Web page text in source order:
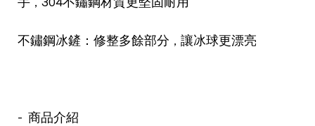
不鏽鋼冰鏟：修整多餘部分 ， 讓冰球更漂亮
- 商品介紹